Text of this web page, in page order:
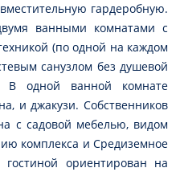
гардеробную.
ванными комнатами с
(по одной на каждом
санузлом без душевой
одной ванной комнате
и джакузи. Собственников
с садовой мебелью, видом
комплекса и Средиземное
ориентирован на